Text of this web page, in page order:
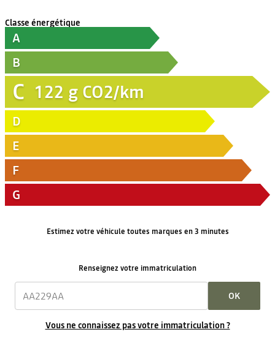
Classe énergétique
A
B
C 122 g CO2/km
D
E
F
G
Estimez votre véhicule toutes marques en 3 minutes
Renseignez votre immatriculation
OK
Vous ne connaissez pas votre immatriculation ?